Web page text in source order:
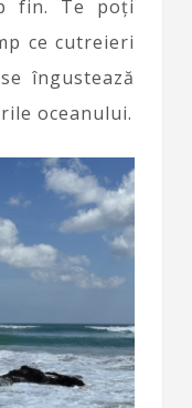
fin. Te poți
ce cutreieri
îngustează
oceanului.